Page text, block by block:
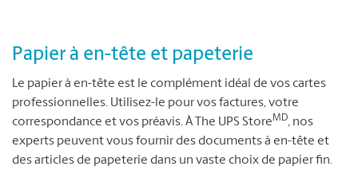
Papier à en-tête et papeterie
Le papier à en-tête est le complément idéal de vos cartes
professionnelles. Utilisez-le pour vos factures, votre
correspondance et vos préavis. À The UPS StoreMD, nos
experts peuvent vous fournir des documents à en-tête et
des articles de papeterie dans un vaste choix de papier fin.